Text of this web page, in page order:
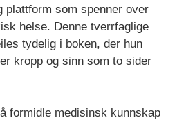
plattform som spenner over
helse. Denne tverrfaglige
tydelig i boken, der hun
kropp og sinn som to sider
formidle medisinsk kunnskap